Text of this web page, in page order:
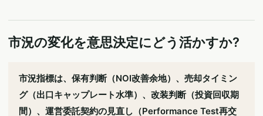
市況の変化を意思決定にどう活かすか?
市況指標は、保有判断（NOI改善余地）、売却タイミン
グ（出口キャップレート水準）、改装判断（投資回収期
間）、運営委託契約の見直し（Performance Test再交